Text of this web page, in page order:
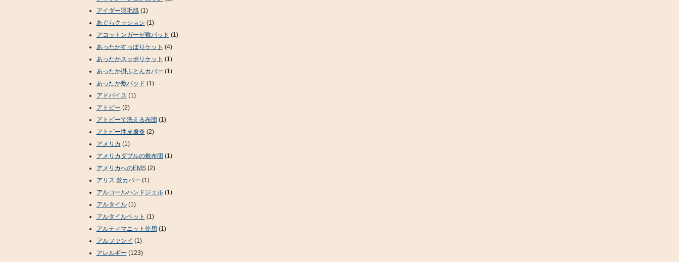
アイダー羽毛肌(1)
あぐらクッション (1)
アコットンガーゼ敷パッド (1)
あったかすっぽりケット (4)
あったかスッポリケット (1)
あったか掛ふとんカバー (1)
あったか敷パッド (1)
アドバイス (1)
アトピー (2)
アトピーで洗える布団 (1)
アトピー性皮膚炎 (2)
アメリカ (1)
アメリカダブルの敷布団 (1)
アメリカへのEMS(2)
アリス 敷カバー (1)
アルコールハンドジェル(1)
アルタイル(1)
アルタイルベット (1)
アルティマニット使用 (1)
アルファンイ (1)
アレルギー (123)